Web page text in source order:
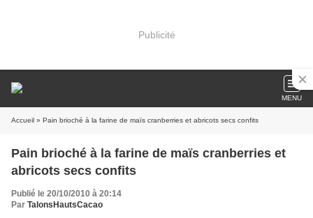
Publicité
MENU
Accueil » Pain brioché à la farine de maïs cranberries et abricots secs confits
Pain brioché à la farine de maïs cranberries et
abricots secs confits
Publié le 20/10/2010 à 20:14
Par TalonsHautsCacao